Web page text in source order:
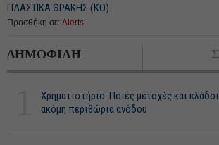
ΠΛΑΣΤΙΚΑ ΘΡΑΚΗΣ (ΚΟ)
Προσθήκη σε: Alerts
ΔΗΜΟΦΙΛΗ
Χρηματιστήριο: Ποιες μετοχές και
ακόμη περιθώρια ανόδου